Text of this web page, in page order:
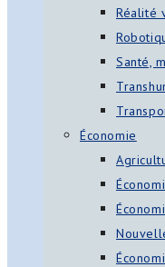
Réalité
Santé,
Économie